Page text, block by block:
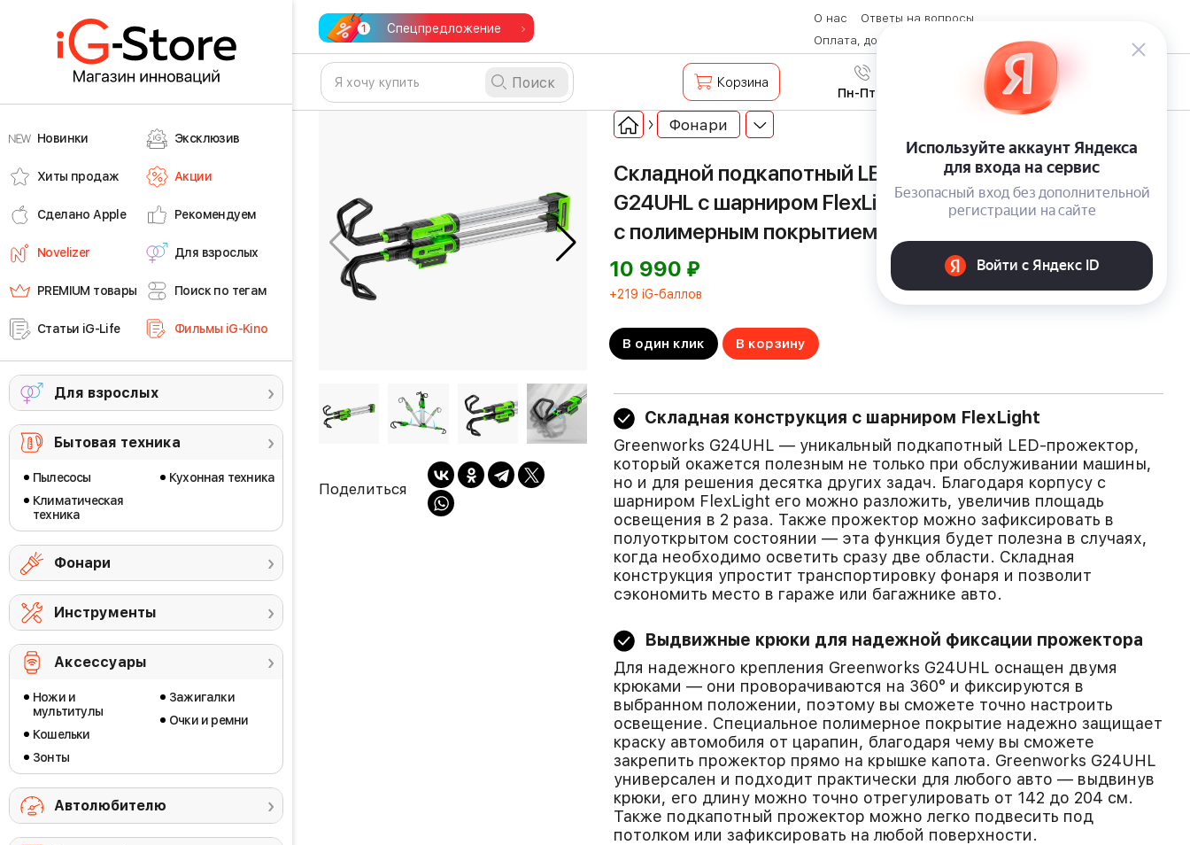
Новинки Эксклюзив
Хиты продаж Акции
Сделано Apple Рекомендуем
Novelizer Для взрослых
PREMIUM товары Поиск по тегам
Статьи iG-Life Фильмы iG-Kino
Для взрослых
Бытовая техника
Пылесосы
Климатическая
техника
Кухонная техника
Фонари
Инструменты
Аксессуары
Ножи и
мультитулы
Кошельки
Зонты
Зажигалки
Очки и ремни
Автолюбителю
Спецпредложение
О нас
Ответы на вопросы
Оплата, доставка и возврат товара
Контакты
Поиск Корзина 8 (800) 600-28-07
Пн-Пт с 9:00 до 19:00
Поделиться
Фонари
Складной подкапотный LED-прожектор Greenworks
G24UHL с шарниром FlexLight и выдвижными крюками
с полимерным покрытием
10 990 ⃏
+219 iG-баллов
В один клик В корзину
Складная конструкция с шарниром FlexLight
Greenworks G24UHL — уникальный подкапотный LED-прожектор,
который окажется полезным не только при обслуживании машины,
но и для решения десятка других задач. Благодаря корпусу с
шарниром FlexLight его можно разложить, увеличив площадь
освещения в 2 раза. Также прожектор можно зафиксировать в
полуоткрытом состоянии — эта функция будет полезна в случаях,
когда необходимо осветить сразу две области. Складная
конструкция упростит транспортировку фонаря и позволит
сэкономить место в гараже или багажнике авто.
Выдвижные крюки для надежной фиксации прожектора
Для надежного крепления Greenworks G24UHL оснащен двумя
крюками — они проворачиваются на 360° и фиксируются в
выбранном положении, поэтому вы сможете точно настроить
освещение. Специальное полимерное покрытие надежно защищает
краску автомобиля от царапин, благодаря чему вы сможете
закрепить прожектор прямо на крышке капота. Greenworks G24UHL
универсален и подходит практически для любого авто — выдвинув
крюки, его длину можно точно отрегулировать от 142 до 204 см.
Также подкапотный прожектор можно легко подвесить под
потолком или зафиксировать на любой поверхности.